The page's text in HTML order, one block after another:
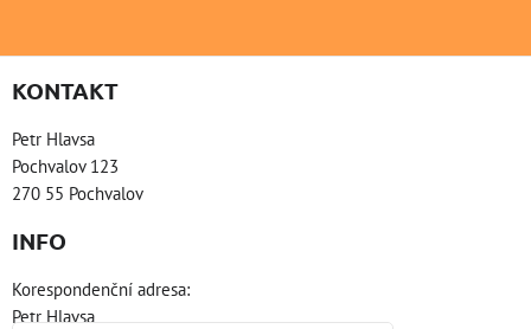
KONTAKT
Petr Hlavsa
Pochvalov 123
270 55 Pochvalov
INFO
Korespondenční adresa:
Petr Hlavsa